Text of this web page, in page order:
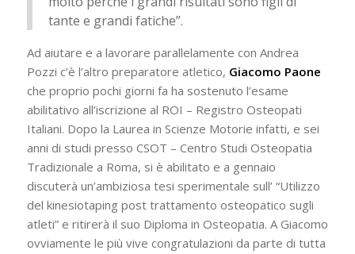
tante e grandi fatiche”.
Ad aiutare e a lavorare parallelamente con Andrea
Pozzi c’è l’altro preparatore atletico, Giacomo Paone
che proprio pochi giorni fa ha sostenuto l’esame
abilitativo all’iscrizione al ROI – Registro Osteopati
Italiani. Dopo la Laurea in Scienze Motorie infatti, e sei
anni di studi presso CSOT – Centro Studi Osteopatia
Tradizionale a Roma, si è abilitato e a gennaio
discuterà un’ambiziosa tesi sperimentale sull’ “Utilizzo
del kinesiotaping post trattamento osteopatico sugli
atleti” e ritirerà il suo Diploma in Osteopatia. A Giacomo
ovviamente le più vive congratulazioni da parte di tutta